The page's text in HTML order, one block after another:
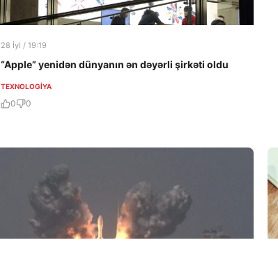
28 İyl / 19:19
“Apple” yenidən dünyanın ən dəyərli şirkəti oldu
TEXNOLOGIYA
0 0